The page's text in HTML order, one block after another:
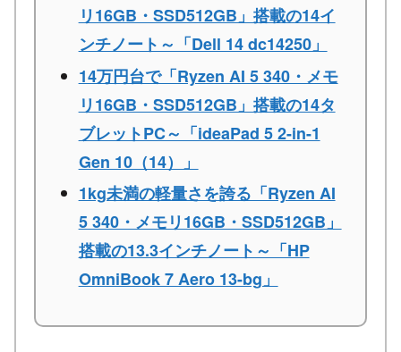
リ16GB・SSD512GB」搭載の14イ
ンチノート～「Dell 14 dc14250」
14万円台で「Ryzen AI 5 340・メモ
リ16GB・SSD512GB」搭載の14タ
ブレットPC～「ideaPad 5 2-in-1
Gen 10（14）」
1kg未満の軽量さを誇る「Ryzen AI
5 340・メモリ16GB・SSD512GB」
搭載の13.3インチノート～「HP
OmniBook 7 Aero 13-bg」